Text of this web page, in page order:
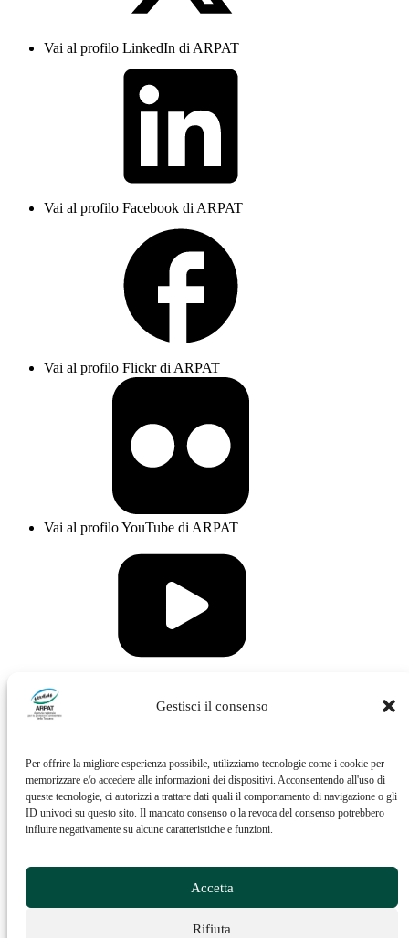
Gestisci il consenso
Per offrire la migliore esperienza possibile, utilizziamo tecnologie come i cookie per
memorizzare e/o accedere alle informazioni dei dispositivi. Acconsentendo all'uso di
queste tecnologie, ci autorizzi a trattare dati quali il comportamento di navigazione o gli
ID univoci su questo sito. Il mancato consenso o la revoca del consenso potrebbero
influire negativamente su alcune caratteristiche e funzioni.
Accetta
Rifiuta
Vai al profilo LinkedIn di ARPAT
Vai al profilo Facebook di ARPAT
Vai al profilo Flickr di ARPAT
Vai al profilo YouTube di ARPAT
Vai al profilo Issuu di ARPAT